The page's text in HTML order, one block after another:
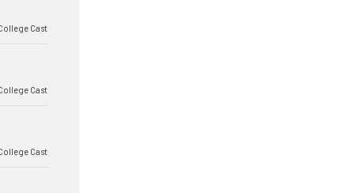
Cast
Cast
Cast